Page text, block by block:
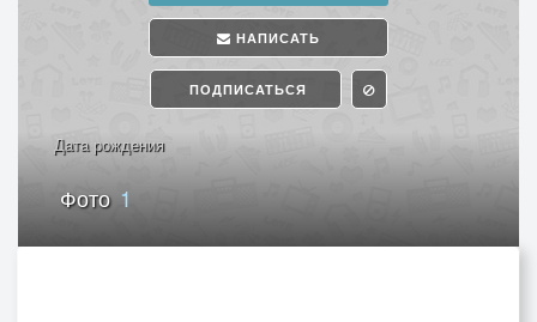
НАПИСАТЬ
ПОДПИСАТЬСЯ
Дата рождения
Фото 1